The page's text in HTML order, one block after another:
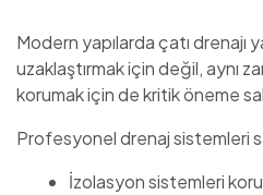
Modern yapılarda çatı drenajı
uzaklaştırmak için değil, aynı
korumak için de kritik öneme
Profesyonel drenaj sistemleri
İzolasyon sistemleri